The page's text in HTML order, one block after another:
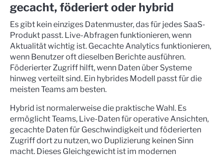
gecacht, föderiert oder hybrid
Es gibt kein einziges Datenmuster, das für jedes SaaS-
Produkt passt. Live-Abfragen funktionieren, wenn
Aktualität wichtig ist. Gecachte Analytics funktionieren,
wenn Benutzer oft dieselben Berichte ausführen.
Föderierter Zugriff hilft, wenn Daten über Systeme
hinweg verteilt sind. Ein hybrides Modell passt für die
meisten Teams am besten.
Hybrid ist normalerweise die praktische Wahl. Es
ermöglicht Teams, Live-Daten für operative Ansichten,
gecachte Daten für Geschwindigkeit und föderierten
Zugriff dort zu nutzen, wo Duplizierung keinen Sinn
macht. Dieses Gleichgewicht ist im modernen